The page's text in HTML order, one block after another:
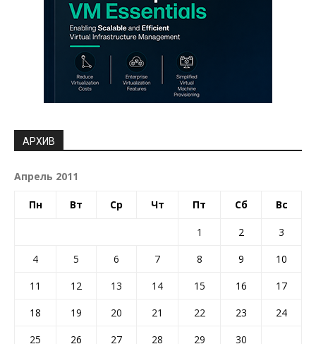
АРХИВ
Апрель 2011
Пн Вт Ср Чт Пт Сб Вс
1 2
3
4
5 6 7 8 9
10
11
12 13 14 15 16
17
18
19 20 21 22 23
24
25
26 27 28 29
30